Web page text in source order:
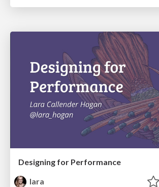
Designing for Performance
lara